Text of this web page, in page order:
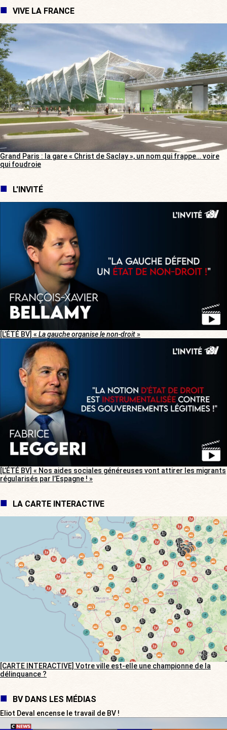
VIVE LA FRANCE
Grand Paris : la gare « Christ de Saclay », un nom qui frappe… voire
qui foudroie
L'INVITÉ
[L’ÉTÉ BV] « La gauche organise le non-droit»
[L’ÉTÉ BV] « Nos aides sociales généreuses vont attirer les migrants
régularisés par l’Espagne ! »
LA CARTE INTERACTIVE
[CARTE INTERACTIVE] Votre ville est-elle une championne de la
délinquance ?
BV DANS LES MÉDIAS
Eliot Deval encense le travail de BV !